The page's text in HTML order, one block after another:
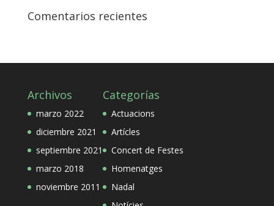
Comentarios recientes
Archivos
marzo 2022
diciembre 2021
septiembre 2021
marzo 2018
noviembre 2011
Categorías
Actuacions
Artícles
Concert de Festes
Homenatges
Nadal